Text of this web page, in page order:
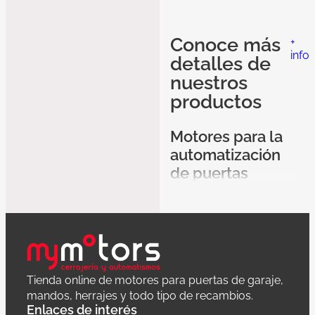
Conoce más
detalles de
nuestros
productos
+
info
Motores para la
automatización
de puertas
automatizar y mejorar la
seguridad de sus
Tienda online de motores para puertas de garaje,
mandos, herrajes y todo tipo de recambios.
Enlaces de interés